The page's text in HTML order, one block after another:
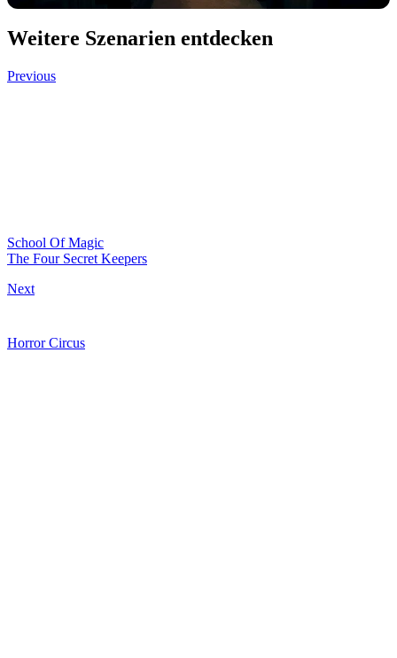
Weitere Szenarien entdecken
Previous
School Of Magic
The Four Secret Keepers
Next
Horror Circus